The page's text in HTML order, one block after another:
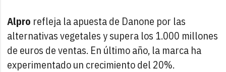
Alpro refleja la apuesta de Danone por las
alternativas vegetales y supera los 1.000 millones
de euros de ventas. En último año, la marca ha
experimentado un crecimiento del 20%.